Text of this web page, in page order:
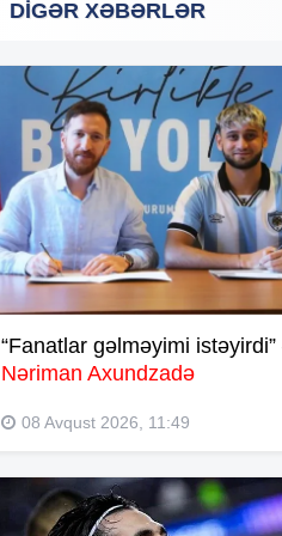
DIGƏR XƏBƏRLƏR
“Fanatlar gəlməyimi istəyirdi”
Nəriman Axundzadə
08 Avqust 2026, 11:49